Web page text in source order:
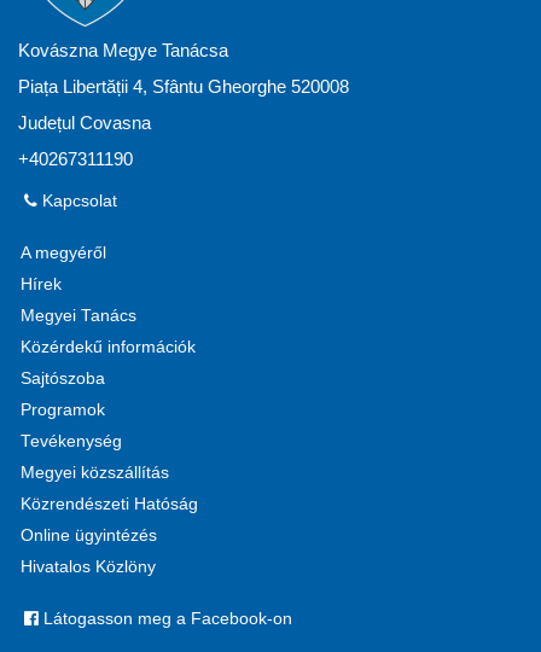
Kovászna Megye Tanácsa
Piața Libertății 4, Sfântu Gheorghe 520008
Județul Covasna
+40267311190
Kapcsolat
A megyéről
Hírek
Megyei Tanács
Közérdekű információk
Sajtószoba
Programok
Tevékenység
Megyei közszállítás
Közrendészeti Hatóság
Online ügyintézés
Hivatalos Közlöny
Látogasson meg a Facebook-on